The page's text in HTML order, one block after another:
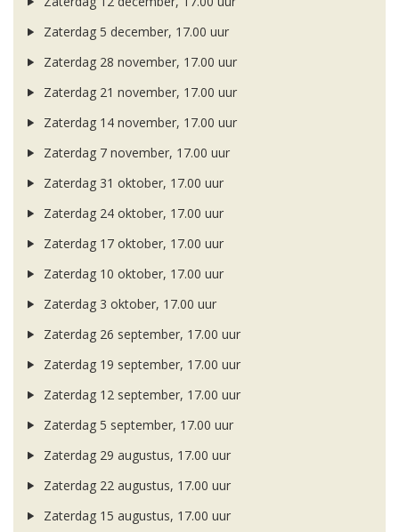
Zaterdag 5 december, 17.00 uur
Zaterdag 28 november, 17.00 uur
Zaterdag 21 november, 17.00 uur
Zaterdag 14 november, 17.00 uur
Zaterdag 7 november, 17.00 uur
Zaterdag 31 oktober, 17.00 uur
Zaterdag 24 oktober, 17.00 uur
Zaterdag 17 oktober, 17.00 uur
Zaterdag 10 oktober, 17.00 uur
Zaterdag 3 oktober, 17.00 uur
Zaterdag 26 september, 17.00 uur
Zaterdag 19 september, 17.00 uur
Zaterdag 12 september, 17.00 uur
Zaterdag 5 september, 17.00 uur
Zaterdag 29 augustus, 17.00 uur
Zaterdag 22 augustus, 17.00 uur
Zaterdag 15 augustus, 17.00 uur